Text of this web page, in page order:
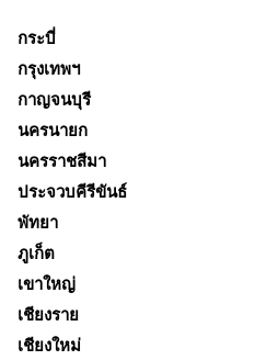
กระบี่
กรุงเทพฯ
กาญจนบุรี
นครนายก
นครราชสีมา
ประจวบคีรีขันธ์
พัทยา
ภูเก็ต
เขาใหญ่
เชียงราย
เชียงใหม่